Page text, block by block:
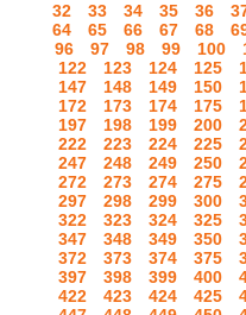
32
33 34 35 36
64
65 66 67 68
96
97 98 99 100
122
123 124 125
147
148 149 150
172
173 174 175
197
198 199 200
222
223 224 225
247
248 249 250
272
273 274 275
297
298 299 300
322
323 324 325
347
348 349 350
372
373 374 375
397
398 399 400
422
423 424 425